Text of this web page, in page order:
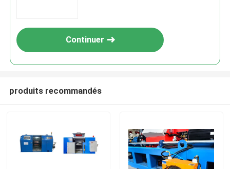
Continuer
produits recommandés